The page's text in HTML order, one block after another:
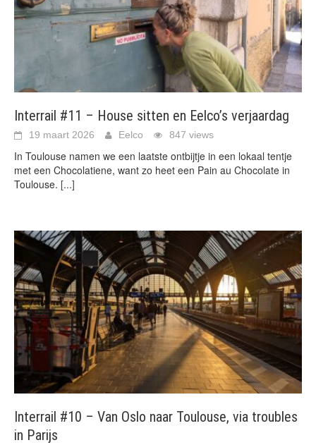
Interrail #11 – House sitten en Eelco’s verjaardag
19 maart 2026 Eelco 847 views
In Toulouse namen we een laatste ontbijtje in een lokaal tentje
met een Chocolatiene, want zo heet een Pain au Chocolate in
Toulouse. [...]
Interrail #10 – Van Oslo naar Toulouse, via troubles
in Parijs